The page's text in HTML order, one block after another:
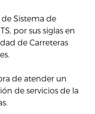
Sistema de
por sus siglas en
de Carreteras
de atender un
de servicios de la